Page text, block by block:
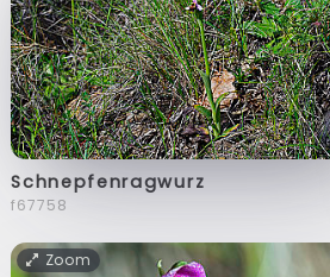
Schnepfenragwurz
f67758
Zoom